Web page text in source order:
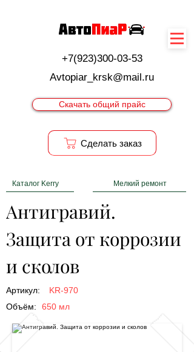
+7(923)300-03-53
Avtopiar_krsk@mail.ru
Скачать общий прайс
Cделать заказ
Каталог Kerry Мелкий ремонт
Антигравий.
Защита от коррозии
и сколов
Артикул:
KR-970
Объём:
650 мл